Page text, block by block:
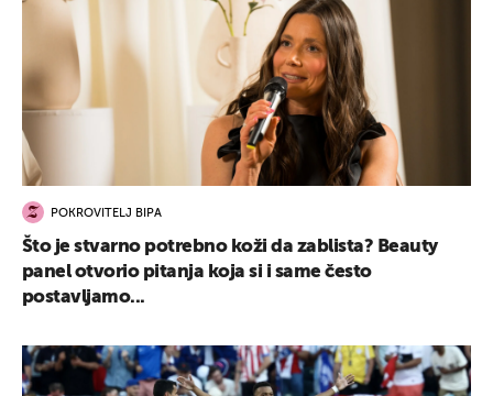
POKROVITELJ BIPA
Što je stvarno potrebno koži da zablista? Beauty
panel otvorio pitanja koja si i same često
postavljamo...